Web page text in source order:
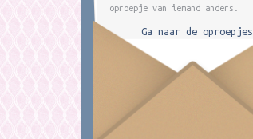
oproepje van iemand anders.
Ga naar de oproepjes